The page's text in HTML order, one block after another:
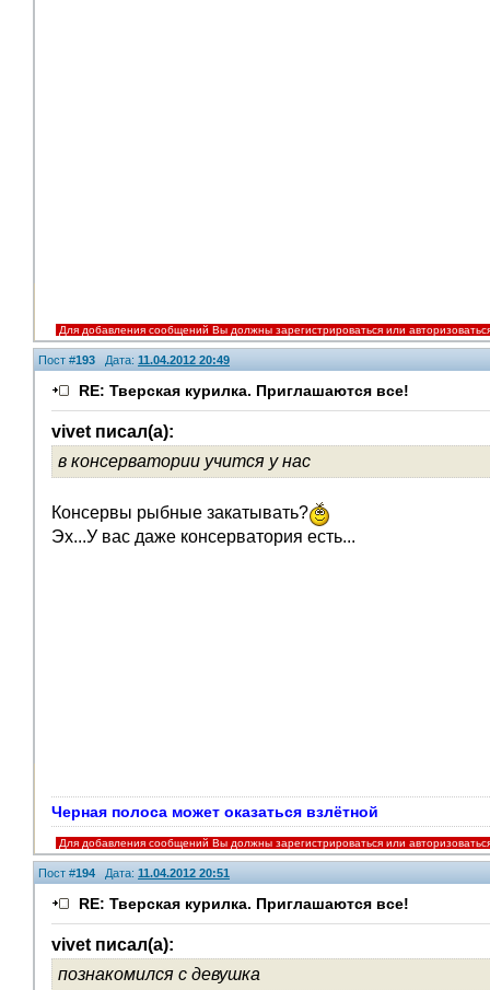
Для добавления сообщений Вы должны зарегистрироваться или
Пост #193 Дата: 11.04.2012 20:49
RE: Тверская курилка. Приглашаются все!
vivet писал(а):
в консерватории учится у нас
Консервы рыбные закатывать?
Эх...У вас даже консерватория есть...
Черная полоса может оказаться взлётной
Для добавления сообщений Вы должны зарегистрироваться или
Пост #194Дата: 11.04.2012 20:51
RE: Тверская курилка. Приглашаются все!
vivet писал(а):
познакомился с девушка